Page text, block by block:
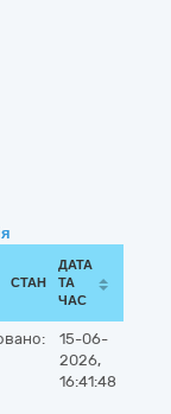
СТАН
ДАТА
ТА
ЧАС
15-06-
2026,
16:41:48